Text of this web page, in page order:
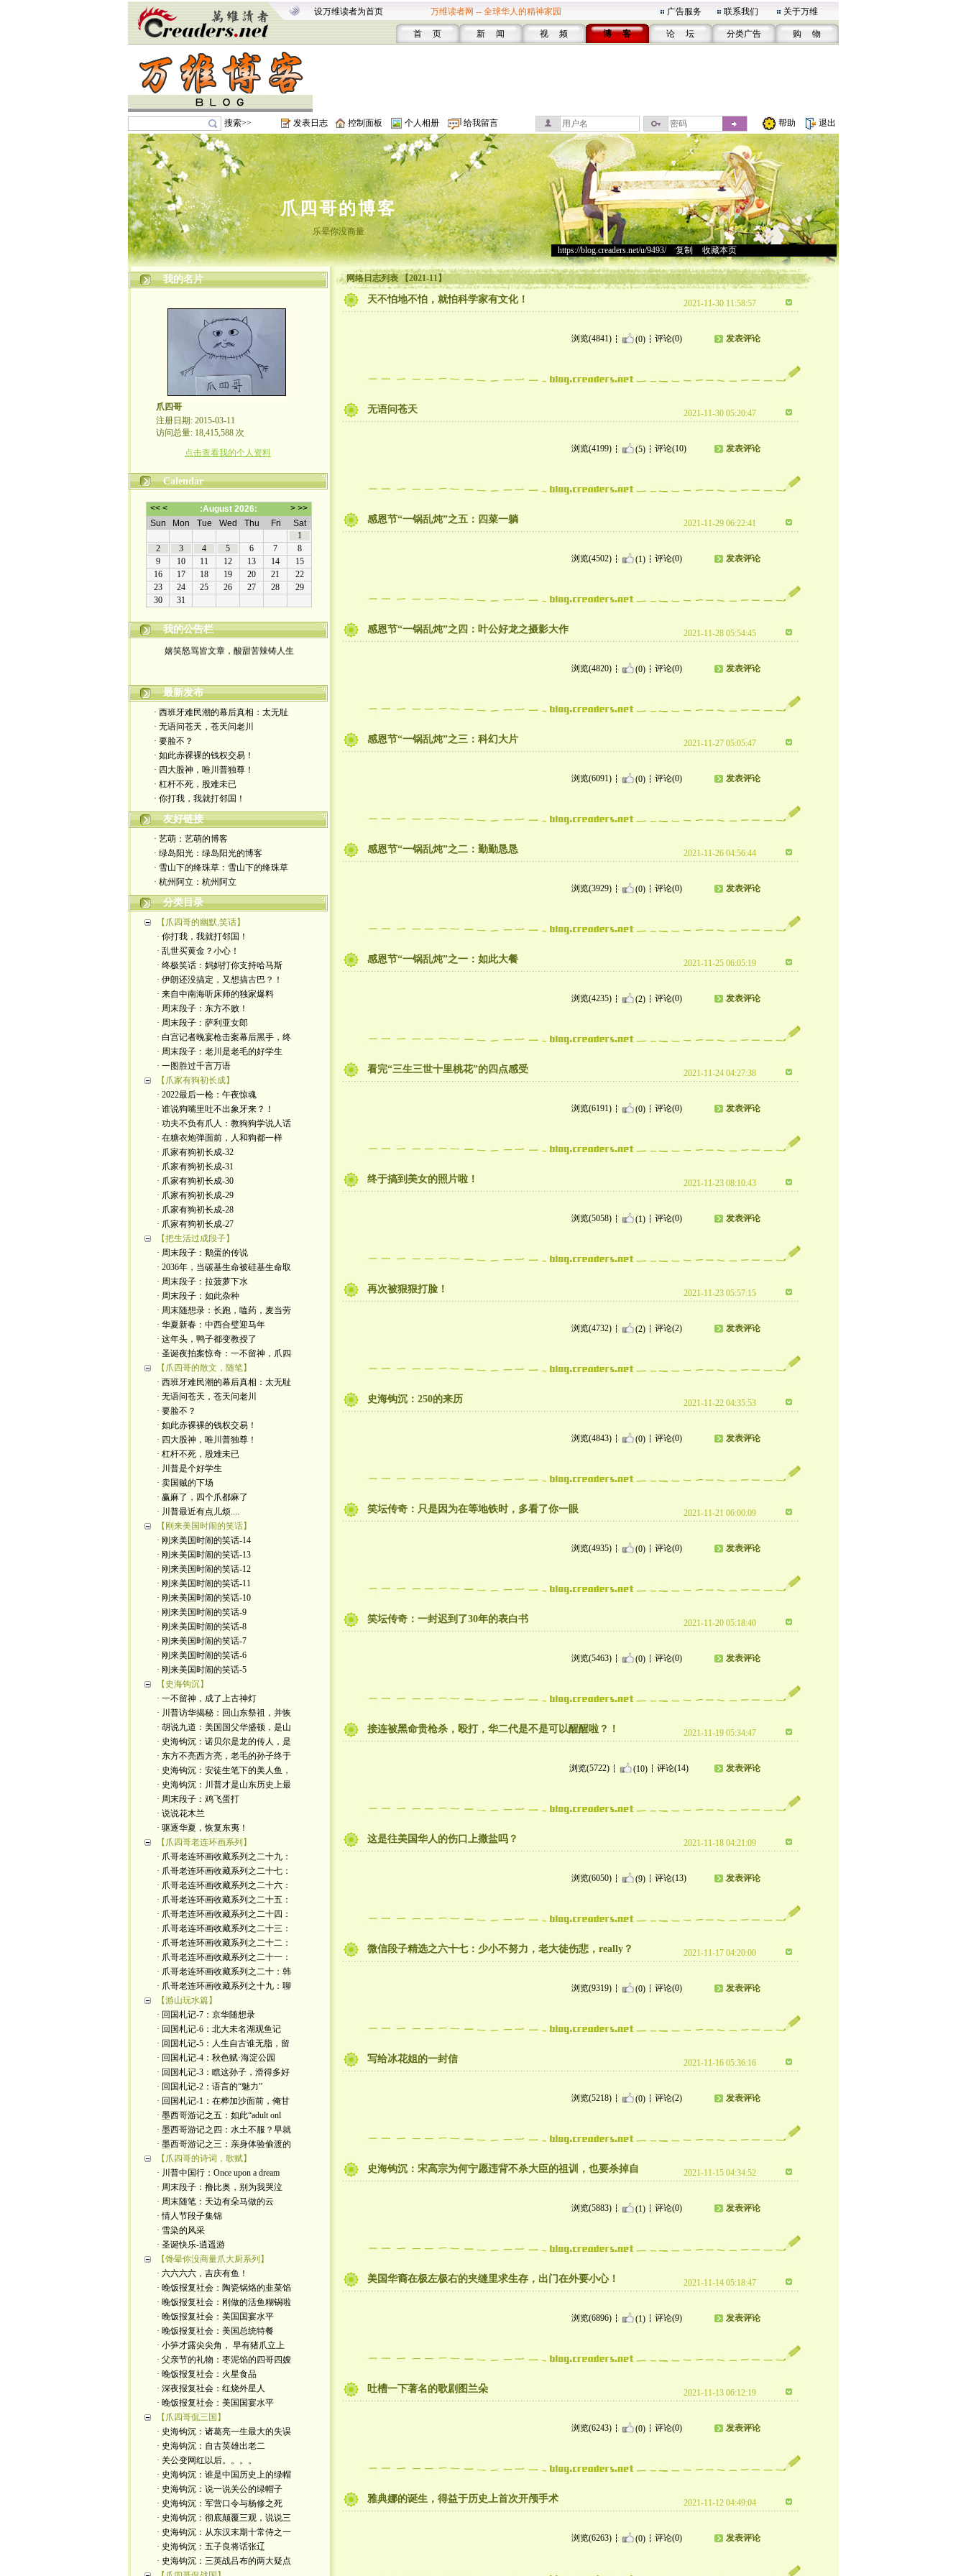
设万维读者为首页 万维读者网 -- 全球华人的精神家园 广告服务 联系我们 关于万维
首 页 新 闻 视 频 博 客 论 坛 分类广告 购 物
搜索>> 发表日志 控制面板 个人相册 给我留言 帮助 退出
爪四哥的博客
乐晕你没商量
https://blog.creaders.net/u/9493/> 复制 收藏本页
我的名片
爪四哥
注册日期: 2015-03-11
访问总量: 18,415,588 次
点击查看我的个人资料
Calendar
我的公告栏
嬉笑怒骂皆文章，酸甜苦辣铸人生
最新发布
· 西班牙难民潮的幕后真相：太无耻
· 无语问苍天，苍天问老川
· 要脸不？
· 如此赤裸裸的钱权交易！
· 四大股神，唯川普独尊！
· 杠杆不死，股难未已
· 你打我，我就打邻国！
友好链接
· 艺萌：艺萌的博客
· 绿岛阳光：绿岛阳光的博客
· 雪山下的绛珠草：雪山下的绛珠草
· 杭州阿立：杭州阿立
分类目录
【爪四哥的幽默,笑话】
· 你打我，我就打邻国！
· 乱世买黄金？小心！
· 终极笑话：妈妈打你支持哈马斯
· 伊朗还没搞定，又想搞古巴？！
· 来自中南海听床师的独家爆料
· 周末段子：东方不败！
· 周末段子：萨利亚女郎
· 白宫记者晚宴枪击案幕后黑手，终
· 周末段子：老川是老毛的好学生
· 一图胜过千言万语
【爪家有狗初长成】
· 2022最后一枪：午夜惊魂
· 谁说狗嘴里吐不出象牙来？！
· 功夫不负有爪人：教狗狗学说人话
· 在糖衣炮弹面前，人和狗都一样
· 爪家有狗初长成-32
· 爪家有狗初长成-31
· 爪家有狗初长成-30
· 爪家有狗初长成-29
· 爪家有狗初长成-28
· 爪家有狗初长成-27
【把生活过成段子】
· 周末段子：鹅蛋的传说
· 2036年，当碳基生命被硅基生命取
· 周末段子：拉菠萝下水
· 周末段子：如此杂种
· 周末随想录：长跑，嗑药，麦当劳
· 华夏新春：中西合璧迎马年
· 这年头，鸭子都变教授了
· 圣诞夜拍案惊奇：一不留神，爪四
【爪四哥的散文，随笔】
· 西班牙难民潮的幕后真相：太无耻
· 无语问苍天，苍天问老川
· 要脸不？
· 如此赤裸裸的钱权交易！
· 四大股神，唯川普独尊！
· 杠杆不死，股难未已
· 川普是个好学生
· 卖国贼的下场
· 赢麻了，四个爪都麻了
· 川普最近有点儿烦....
【刚来美国时闹的笑话】
· 刚来美国时闹的笑话-14
· 刚来美国时闹的笑话-13
· 刚来美国时闹的笑话-12
· 刚来美国时闹的笑话-11
· 刚来美国时闹的笑话-10
· 刚来美国时闹的笑话-9
· 刚来美国时闹的笑话-8
· 刚来美国时闹的笑话-7
· 刚来美国时闹的笑话-6
· 刚来美国时闹的笑话-5
【史海钩沉】
· 一不留神，成了上古神灯
· 川普访华揭秘：回山东祭祖，并恢
· 胡说九道：美国国父华盛顿，是山
· 史海钩沉：诺贝尔是龙的传人，是
· 东方不亮西方亮，老毛的孙子终于
· 史海钩沉：安徒生笔下的美人鱼，
· 史海钩沉：川普才是山东历史上最
· 周末段子：鸡飞蛋打
· 说说花木兰
· 驱逐华夏，恢复东夷！
【爪四哥老连环画系列】
· 爪哥老连环画收藏系列之二十九：
· 爪哥老连环画收藏系列之二十七：
· 爪哥老连环画收藏系列之二十六：
· 爪哥老连环画收藏系列之二十五：
· 爪哥老连环画收藏系列之二十四：
· 爪哥老连环画收藏系列之二十三：
· 爪哥老连环画收藏系列之二十二：
· 爪哥老连环画收藏系列之二十一：
· 爪哥老连环画收藏系列之二十：韩
· 爪哥老连环画收藏系列之十九：聊
【游山玩水篇】
· 回国札记-7：京华随想录
· 回国札记-6：北大未名湖观鱼记
· 回国札记-5：人生自古谁无脂，留
· 回国札记-4：秋色赋·海淀公园
· 回国札记-3：瞧这孙子，滑得多好
· 回国札记-2：语言的“魅力”
· 回国札记-1：在桦加沙面前，俺甘
· 墨西哥游记之五：如此“adult onl
· 墨西哥游记之四：水土不服？早就
· 墨西哥游记之三：亲身体验偷渡的
【爪四哥的诗词，歌赋】
· 川普中国行：Once upon a dream
· 周末段子：撸比奥，别为我哭泣
· 周末随笔：天边有朵马做的云
· 情人节段子集锦
· 雪染的风采
· 圣诞快乐-逍遥游
【馋晕你没商量爪大厨系列】
· 六六六六，吉庆有鱼！
· 晚饭报复社会：陶瓷锅烙的韭菜馅
· 晚饭报复社会：刚做的活鱼糊锅啦
· 晚饭报复社会：美国国宴水平
· 晚饭报复社会：美国总统特餐
· 小笋才露尖尖角， 早有猪爪立上
· 父亲节的礼物：枣泥馅的四哥四嫂
· 晚饭报复社会：火星食品
· 深夜报复社会：红烧外星人
· 晚饭报复社会：美国国宴水平
【爪四哥侃三国】
· 史海钩沉：诸葛亮一生最大的失误
· 史海钩沉：自古英雄出老二
· 关公变网红以后。。。。
· 史海钩沉：谁是中国历史上的绿帽
· 史海钩沉：说一说关公的绿帽子
· 史海钩沉：军营口令与杨修之死
· 史海钩沉：彻底颠覆三观，说说三
· 史海钩沉：从东汉末期十常侍之一
· 史海钩沉：五子良将话张辽
· 史海钩沉：三英战吕布的两大疑点
网络日志列表 【2021-11】
天不怕地不怕，就怕科学家有文化！ 2021-11-30 11:58:57
浏览(4841) (0) 评论(0) 发表评论
无语问苍天 2021-11-30 05:20:47
浏览(4199) (5) 评论(10) 发表评论
感恩节“一锅乱炖”之五：四菜一躺 2021-11-29 06:22:41
浏览(4502) (1) 评论(0) 发表评论
感恩节“一锅乱炖”之四：叶公好龙之摄影大作 2021-11-28 05:54:45
浏览(4820) (0) 评论(0) 发表评论
感恩节“一锅乱炖”之三：科幻大片 2021-11-27 05:05:47
浏览(6091) (0) 评论(0) 发表评论
感恩节“一锅乱炖”之二：勤勤恳恳 2021-11-26 04:56:44
浏览(3929) (0) 评论(0) 发表评论
感恩节“一锅乱炖”之一：如此大餐 2021-11-25 06:05:19
浏览(4235) (2) 评论(0) 发表评论
看完“三生三世十里桃花”的四点感受 2021-11-24 04:27:38
浏览(6191) (0) 评论(0) 发表评论
终于搞到美女的照片啦！ 2021-11-23 08:10:43
浏览(5058) (1) 评论(0) 发表评论
再次被狠狠打脸！ 2021-11-23 05:57:15
浏览(4732) (2) 评论(2) 发表评论
史海钩沉：250的来历 2021-11-22 04:35:53
浏览(4843) (0) 评论(0) 发表评论
笑坛传奇：只是因为在等地铁时，多看了你一眼 2021-11-21 06:00:09
浏览(4935) (0) 评论(0) 发表评论
笑坛传奇：一封迟到了30年的表白书 2021-11-20 05:18:40
浏览(5463) (0) 评论(0) 发表评论
接连被黑命贵枪杀，殴打，华二代是不是可以醒醒啦？！ 2021-11-19 05:34:47
浏览(5722) (10) 评论(14) 发表评论
这是往美国华人的伤口上撒盐吗？ 2021-11-18 04:21:09
浏览(6050) (9) 评论(13) 发表评论
微信段子精选之六十七：少小不努力，老大徒伤悲，really？ 2021-11-17 04:20:00
浏览(9319) (0) 评论(0) 发表评论
写给冰花姐的一封信 2021-11-16 05:36:16
浏览(5218) (0) 评论(2) 发表评论
史海钩沉：宋高宗为何宁愿违背不杀大臣的祖训，也要杀掉自 2021-11-15 04:34:52
浏览(5883) (1) 评论(0) 发表评论
美国华裔在极左极右的夹缝里求生存，出门在外要小心！ 2021-11-14 05:18:47
浏览(6896) (1) 评论(9) 发表评论
吐槽一下著名的歌剧图兰朵 2021-11-13 06:12:19
浏览(6243) (0) 评论(0) 发表评论
雅典娜的诞生，得益于历史上首次开颅手术 2021-11-12 04:49:04
浏览(6263) (0) 评论(0) 发表评论